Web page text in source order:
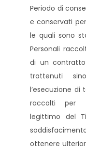
Periodo di
e conservati
le quali sono
Personali
di un
trattenuti
l’esecuzione
raccolti per
legittimo del
ottenere